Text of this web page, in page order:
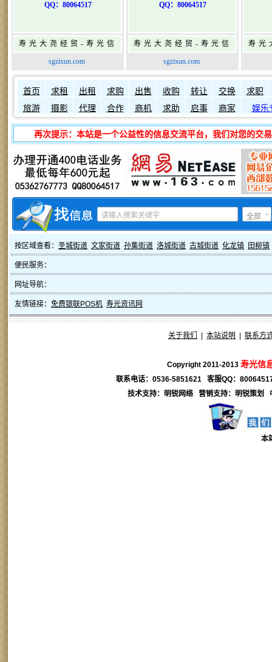
QQ：80064517
寿光大尧经贸-寿光信
息网-免费信息发布网-
寿光广告发布
sgzixun.com
QQ：80064517
寿光大尧经贸-寿光信
息网-免费信息发布网-
寿光广告发布
sgzixun.com
寿光
如何发布信息？ 如何固定
首页 求租 出租 求购 出售 收购 转让 交换
求职
旅游
摄影 代理 合作 商机 求助 启事 商家 娱乐
再次提示：本站是一个公益性的信息交流平台，我们对您的交
全部
按区域查看： 圣城街道 文家街道 孙集街道 洛城街道 古城街道 化龙镇 田柳镇
便民服务：
网址导航：
友情链接： 免费银联POS机 寿光资讯网
关于我们 本站说明 联系方
Copyright 2011-2013 寿光信
联系电话：0536-5851621 客服QQ：
技术支持：明锐网络 营销支持： 明锐策划
本